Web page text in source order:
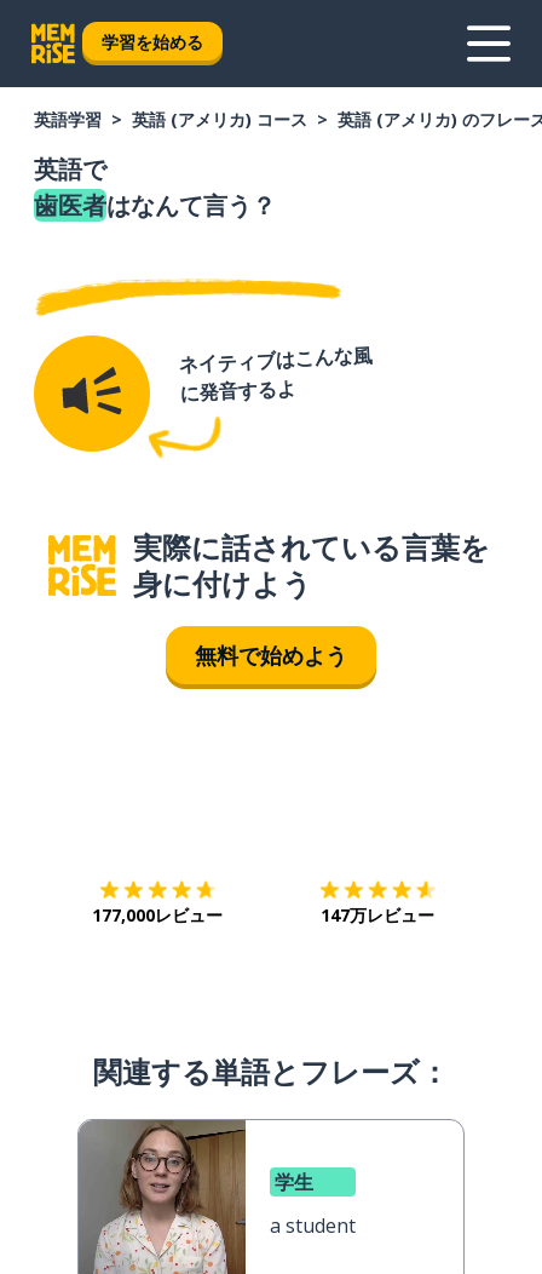
学習を始める
英語学習 英語 (アメリカ) コース 英語 (アメリカ) のフレー
英語で
歯医者はなんて言う？
ネイティブはこんな風
に発音するよ
実際に話されている言葉を
身に付けよう
無料で始めよう
177,000レビュー 147万レビュー
関連する単語とフレーズ：
学生
a student